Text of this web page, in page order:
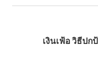
เงินเฟ้อ วิธีปก